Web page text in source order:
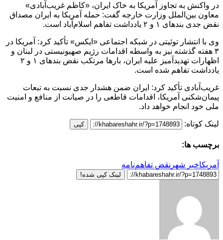
در واکنش به تجاوز آمریکا به خاک ایران، «کاظم غریب‌آبادی»
معاون بین‌الملل وزارت خارجه گفت: حمله آمریکا به ایران مصداق
نقض جدی بندهای ۱ و ۲ یادداشت تفاهم اسلام‌آباد است.
وی با انتشار توئیتی در شبکه اجتماعی «ایکس» تأکید کرد: آمریکا در
۳ هفته گذشته نیز به واسطه اقدامات رژیم صهیونیستی در لبنان و
اظهارات تهدیدآمیز علیه ایران، بارها مرتکب نقض بندهای ۱ و ۲
یادداشت تفاهم شده است.
غریب‌آبادی تأکید کرد: ایران ضمن هشدار جدی نسبت به تبعات
پیمان‌شکنی‌ آمریکا، اقدامات قاطعی را در صیانت از منافع و امنیت
ملی خود انجام خواهد داد.
لینک کوتاه: کپی
برچسب ها:
آمریکاخبر شهر نقض تفاهم‌نامه
لینک کپی شده!